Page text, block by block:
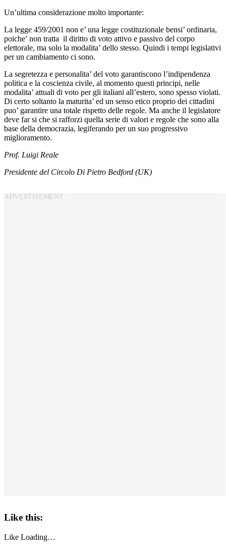
Un’ultima considerazione molto importante:
La legge 459/2001 non e’ una legge costituzionale bensi’ ordinaria,
poiche’ non tratta il diritto di voto attivo e passivo del corpo
elettorale, ma solo la modalita’ dello stesso. Quindi i tempi legislativi
per un cambiamento ci sono.
La segretezza e personalita’ del voto garantiscono l’indipendenza
politica e la coscienza civile, al momento questi principi, nelle
modalita’ attuali di voto per gli italiani all’estero, sono spesso violati.
Di certo soltanto la maturita’ ed un senso etico proprio dei cittadini
puo’ garantire una totale rispetto delle regole. Ma anche il legislatore
deve far si che si rafforzi quella serie di valori e regole che sono alla
base della democrazia, legiferando per un suo progressivo
miglioramento.
Prof. Luigi Reale
Presidente del Circolo Di Pietro Bedford (UK)
Like this:
Like Loading…